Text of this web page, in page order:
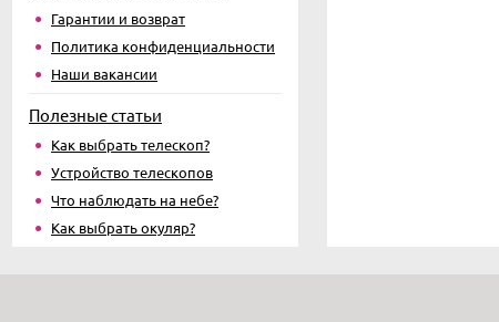
Гарантии и возврат
Политика конфиденциальности
Наши вакансии
Полезные статьи
Как выбрать телескоп?
Устройство телескопов
Что наблюдать на небе?
Как выбрать окуляр?